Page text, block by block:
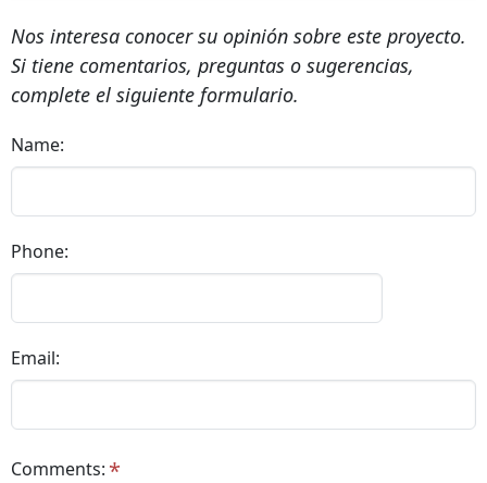
Nos interesa conocer su opinión sobre este proyecto.
Si tiene comentarios, preguntas o sugerencias,
complete el siguiente formulario.
Name:
Phone:
Email:
Comments: